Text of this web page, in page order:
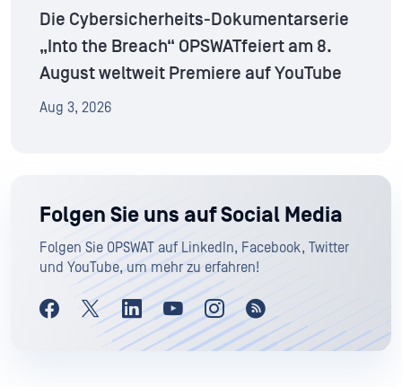
Die Cybersicherheits-Dokumentarserie
„Into the Breach“ OPSWATfeiert am 8.
August weltweit Premiere auf YouTube
Aug 3, 2026
Folgen Sie uns auf Social Media
Folgen Sie OPSWAT auf LinkedIn, Facebook, Twitter
und YouTube, um mehr zu erfahren!